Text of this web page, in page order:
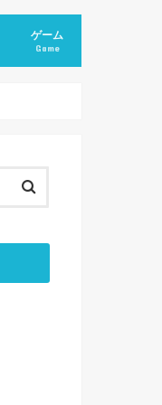
ゲーム
Game